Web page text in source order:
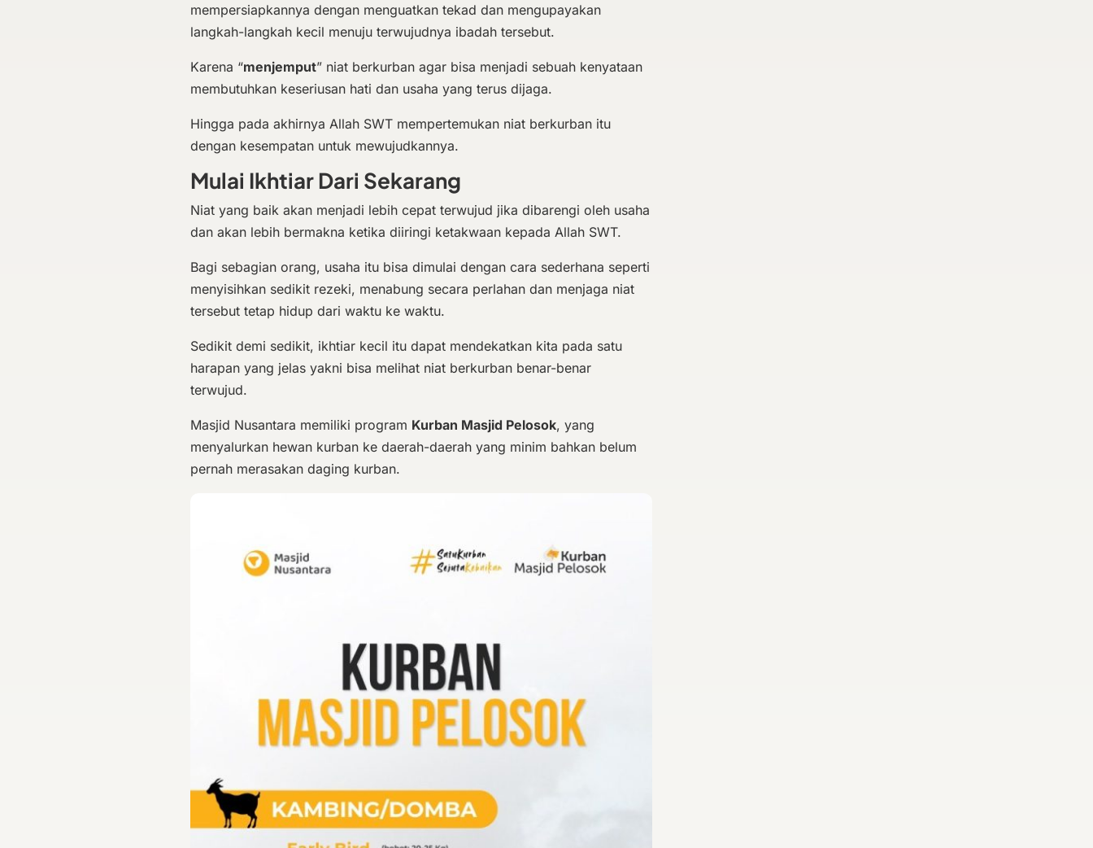
mempersiapkannya dengan menguatkan tekad dan mengupayakan
langkah-langkah kecil menuju terwujudnya ibadah tersebut.
Karena “menjemput” niat berkurban agar bisa menjadi sebuah kenyataan
membutuhkan keseriusan hati dan usaha yang terus dijaga.
Hingga pada akhirnya Allah SWT mempertemukan niat berkurban itu
dengan kesempatan untuk mewujudkannya.
Mulai Ikhtiar Dari Sekarang
Niat yang baik akan menjadi lebih cepat terwujud jika dibarengi oleh usaha
dan akan lebih bermakna ketika diiringi ketakwaan kepada Allah SWT.
Bagi sebagian orang, usaha itu bisa dimulai dengan cara sederhana seperti
menyisihkan sedikit rezeki, menabung secara perlahan dan menjaga niat
tersebut tetap hidup dari waktu ke waktu.
Sedikit demi sedikit, ikhtiar kecil itu dapat mendekatkan kita pada satu
harapan yang jelas yakni bisa melihat niat berkurban benar-benar
terwujud.
Masjid Nusantara memiliki program Kurban Masjid Pelosok, yang
menyalurkan hewan kurban ke daerah-daerah yang minim bahkan belum
pernah merasakan daging kurban.